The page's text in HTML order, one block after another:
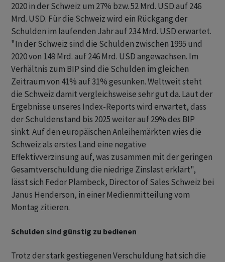
2020 in der Schweiz um 27% bzw. 52 Mrd. USD auf 246
Mrd. USD. Für die Schweiz wird ein Rückgang der
Schulden im laufenden Jahr auf 234 Mrd. USD erwartet.
"In der Schweiz sind die Schulden zwischen 1995 und
2020 von 149 Mrd. auf 246 Mrd. USD angewachsen. Im
Verhältnis zum BIP sind die Schulden im gleichen
Zeitraum von 41% auf 31% gesunken. Weltweit steht
die Schweiz damit vergleichsweise sehr gut da. Laut der
Ergebnisse unseres Index-Reports wird erwartet, dass
der Schuldenstand bis 2025 weiter auf 29% des BIP
sinkt. Auf den europäischen Anleihemärkten wies die
Schweiz als erstes Land eine negative
Effektivverzinsung auf, was zusammen mit der geringen
Gesamtverschuldung die niedrige Zinslast erklärt",
lässt sich Fedor Plambeck, Director of Sales Schweiz bei
Janus Henderson, in einer Medienmitteilung vom
Montag zitieren.
Schulden sind günstig zu bedienen
Trotz der stark gestiegenen Verschuldung hat sich die